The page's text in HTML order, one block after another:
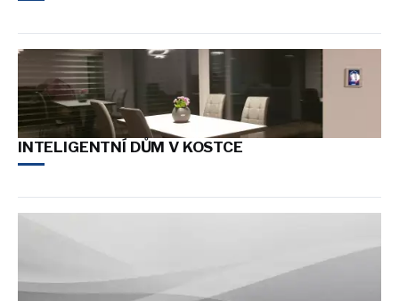
INTELIGENTNÍ DŮM V KOSTCE